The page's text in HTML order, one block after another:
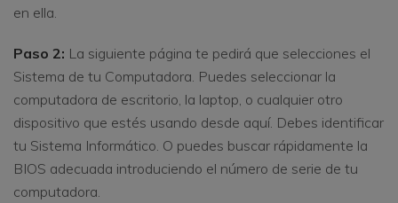
en ella.
Paso 2: La siguiente página te pedirá que selecciones el
Sistema de tu Computadora. Puedes seleccionar la
computadora de escritorio, la laptop, o cualquier otro
dispositivo que estés usando desde aquí. Debes identificar
tu Sistema Informático. O puedes buscar rápidamente la
BIOS adecuada introduciendo el número de serie de tu
computadora.